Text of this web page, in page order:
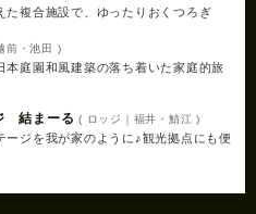
た複合施設で、ゆったりおくつろぎ
前・池田 )
本庭園和風建築の落ち着いた家庭的旅
結まーる ( ロッジ｜福井・鯖江 )
ージを我が家のように♪観光拠点にも便